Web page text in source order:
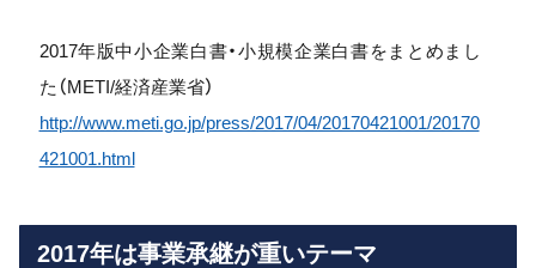
2017年版中小企業白書・小規模企業白書をまとめまし
た（METI/経済産業省）
http://www.meti.go.jp/press/2017/04/20170421001/20170
421001.html
2017年は事業承継が重いテーマ